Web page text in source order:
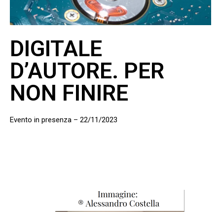
DIGITALE
D’AUTORE. PER
NON FINIRE
Evento in presenza – 22/11/2023